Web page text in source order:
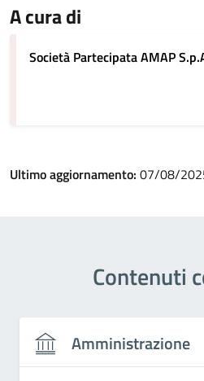
A cura di
Società Partecipata AMAP
Ultimo aggiornamento: 07/08/
Contenuti
Amministrazione